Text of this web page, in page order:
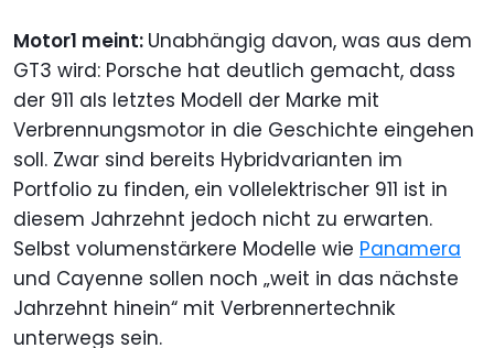
Motor1 meint: Unabhängig davon, was aus dem
GT3 wird: Porsche hat deutlich gemacht, dass
der 911 als letztes Modell der Marke mit
Verbrennungsmotor in die Geschichte eingehen
soll. Zwar sind bereits Hybridvarianten im
Portfolio zu finden, ein vollelektrischer 911 ist in
diesem Jahrzehnt jedoch nicht zu erwarten.
Selbst volumenstärkere Modelle wie Panamera
und Cayenne sollen noch „weit in das nächste
Jahrzehnt hinein“ mit Verbrennertechnik
unterwegs sein.